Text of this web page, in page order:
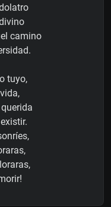
camino
tuyo,